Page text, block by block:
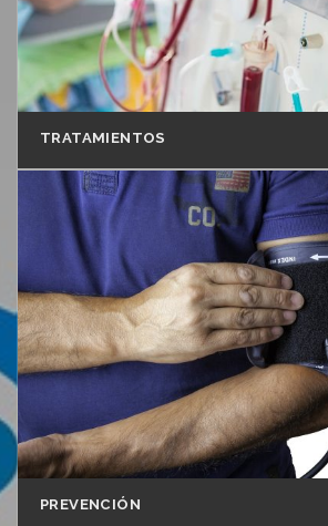
TRATAMIENTOS
PREVENCIÓN